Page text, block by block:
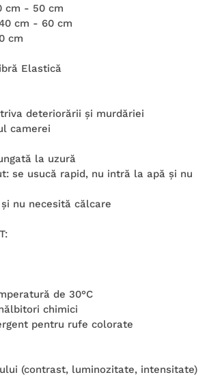
cm - 50 cm
cm - 60 cm
cm
Elastică
deteriorării şi murdăriei
camerei
la uzură
se usucă rapid, nu intră la apă şi nu
nu necesită călcare
de 30°C
chimici
pentru rufe colorate
(contrast, luminozitate, intensitate)